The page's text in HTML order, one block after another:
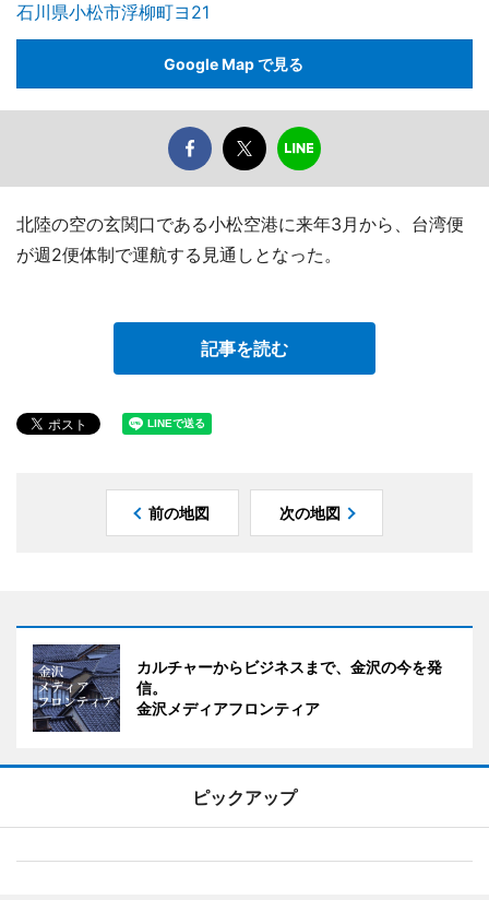
石川県小松市浮柳町ヨ21
Google Map で見る
北陸の空の玄関口である小松空港に来年3月から、台湾便
が週2便体制で運航する見通しとなった。
記事を読む
前の地図 次の地図
カルチャーからビジネスまで、金沢の今を発
信。
金沢メディアフロンティア
ピックアップ